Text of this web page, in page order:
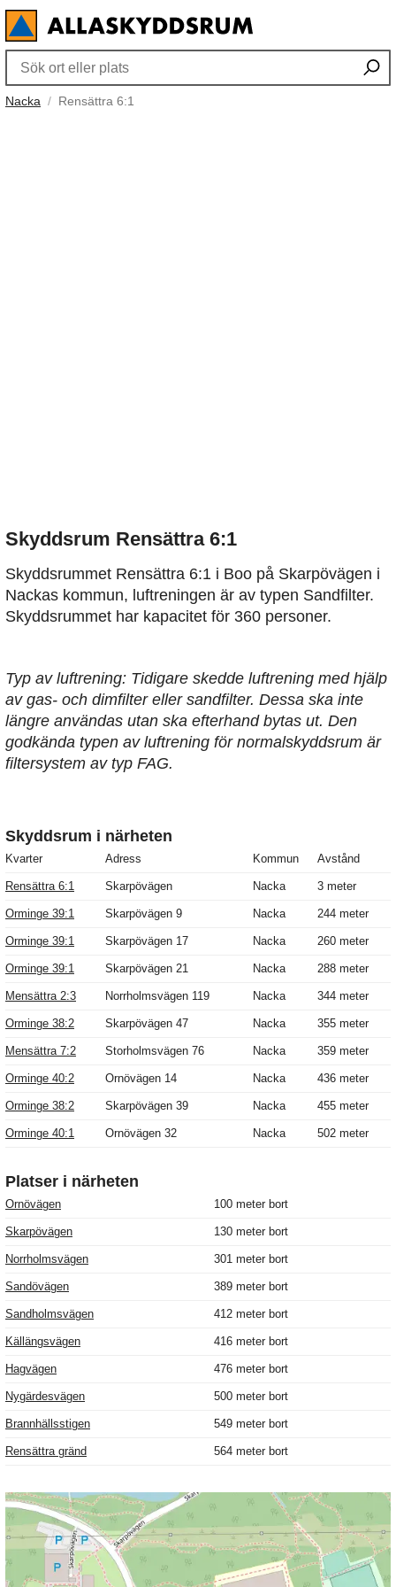
Nacka Rensättra 6:1
Skyddsrum Rensättra 6:1
Skyddsrummet Rensättra 6:1 i Boo på Skarpövägen i
Nackas kommun, luftreningen är av typen Sandfilter.
Skyddsrummet har kapacitet för 360 personer.
Typ av luftrening: Tidigare skedde luftrening med hjälp
av gas- och dimfilter eller sandfilter. Dessa ska inte
längre användas utan ska efterhand bytas ut. Den
godkända typen av luftrening för normalskyddsrum är
filtersystem av typ FAG.
Skyddsrum i närheten
Kvarter Adress Kommun Avstånd
Rensättra 6:1 Skarpövägen Nacka 3 meter
Orminge 39:1 Skarpövägen 9 Nacka 244 meter
Orminge 39:1 Skarpövägen 17 Nacka 260 meter
Orminge 39:1 Skarpövägen 21 Nacka 288 meter
Mensättra 2:3 Norrholmsvägen 119 Nacka 344 meter
Orminge 38:2 Skarpövägen 47 Nacka 355 meter
Mensättra 7:2 Storholmsvägen 76 Nacka 359 meter
Orminge 40:2 Ornövägen 14 Nacka 436 meter
Orminge 38:2 Skarpövägen 39 Nacka 455 meter
Orminge 40:1 Ornövägen 32 Nacka 502 meter
Platser i närheten
Ornövägen 100 meter bort
Skarpövägen 130 meter bort
Norrholmsvägen 301 meter bort
Sandövägen 389 meter bort
Sandholmsvägen 412 meter bort
Källängsvägen 416 meter bort
Hagvägen 476 meter bort
Nygärdesvägen 500 meter bort
Brannhällsstigen 549 meter bort
Rensättra gränd 564 meter bort